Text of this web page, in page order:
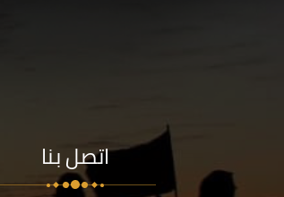
اتصل بنا